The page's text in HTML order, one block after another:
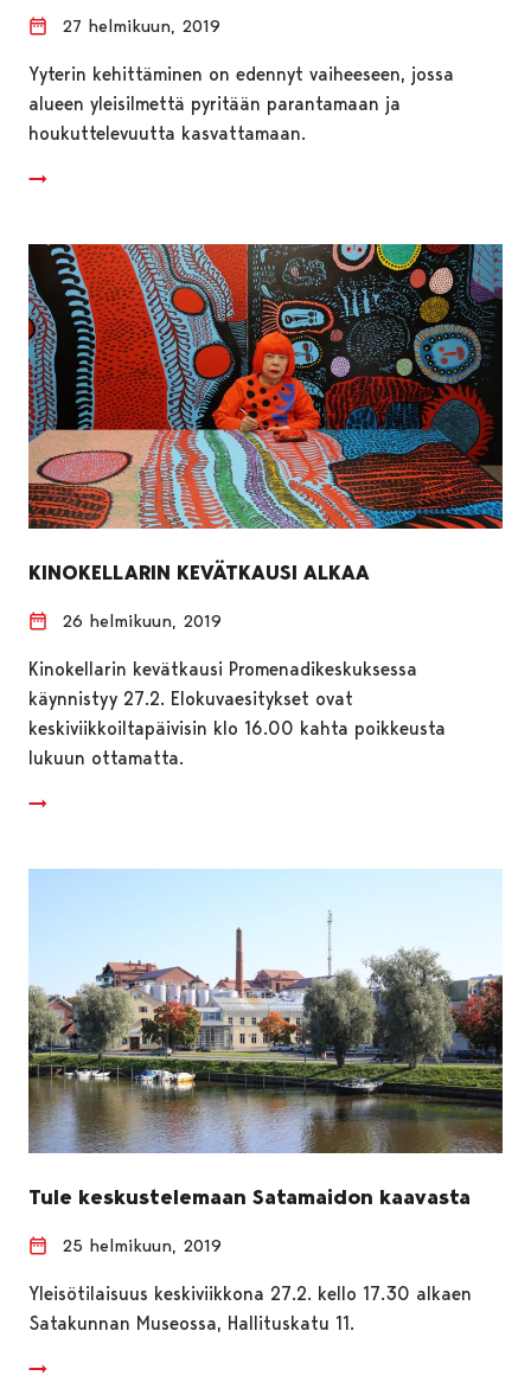
27 helmikuun, 2019
Yyterin kehittäminen on edennyt vaiheeseen, jossa
alueen yleisilmettä pyritään parantamaan ja
houkuttelevuutta kasvattamaan.
KINOKELLARIN KEVÄTKAUSI ALKAA
26 helmikuun, 2019
Kinokellarin kevätkausi Promenadikeskuksessa
käynnistyy 27.2. Elokuvaesitykset ovat
keskiviikkoiltapäivisin klo 16.00 kahta poikkeusta
lukuun ottamatta.
Tule keskustelemaan Satamaidon kaavasta
25 helmikuun, 2019
Yleisötilaisuus keskiviikkona 27.2. kello 17.30 alkaen
Satakunnan Museossa, Hallituskatu 11.